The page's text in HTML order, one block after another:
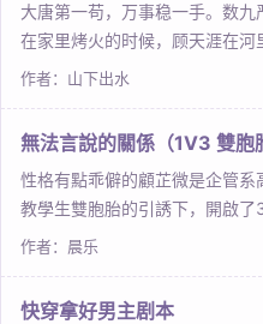
大唐第一苟，万事稳一手。数
在家里烤火的时候，顾天涯在河
作者：山下出水
無法言說的關係（1V3 雙胞
性格有點乖僻的顧芷微是企管
教學生雙胞胎的引誘下，開啟了
作者：晨乐
快穿拿好男主剧本